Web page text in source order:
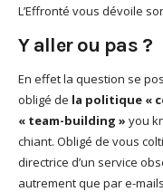
Kids s’offre un clip très
nouveau single
Mar 02, 2017 |Sacré
d’une pipe !
L’Effronté vous dévoile
Y aller ou pas ?
En effet la question se
obligé de la politique «
« team-building » you
chiant. Obligé de vous
directrice d’un service
autrement que par e-